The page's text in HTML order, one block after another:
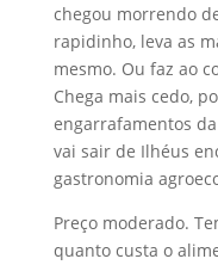
chegou morrendo
rapidinho, leva as
mesmo. Ou faz ao
Chega mais cedo,
engarrafamentos
vai sair de Ilhéus
gastronomia
Preço moderado.
quanto custa o